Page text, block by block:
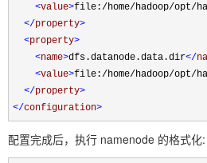
<value>file:/home/hadoop/opt/
</property>
<property>
<name>dfs.datanode.data.dir</
<value>file:/home/hadoop/opt/
</property>
</configuration>
配置完成后，执行 namenode 的格式化: